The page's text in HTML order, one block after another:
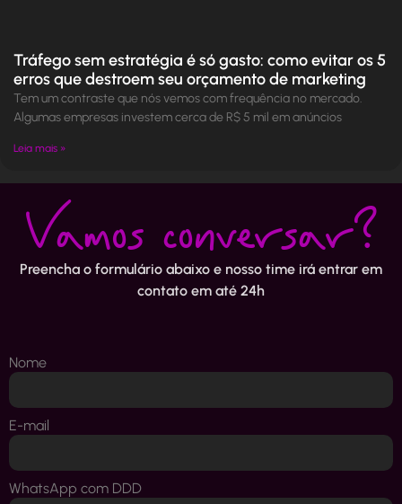
Tráfego sem estratégia é só gasto: como evitar os 5
erros que destroem seu orçamento de marketing
Tem um contraste que nós vemos com frequência no mercado.
Algumas empresas investem cerca de R$ 5 mil em anúncios
Leia mais »
Vamos conversar?
Preencha o formulário abaixo e nosso time irá entrar em
contato em até 24h
Nome
E-mail
WhatsApp com DDD